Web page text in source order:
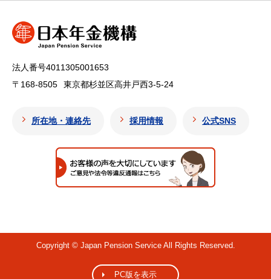
法人番号4011305001653
〒168-8505
東京都杉並区高井戸西3-5-24
所在地・連絡先 採用情報 公式SNS
Copyright © Japan Pension Service All Rights Reserved.
PC版を表示